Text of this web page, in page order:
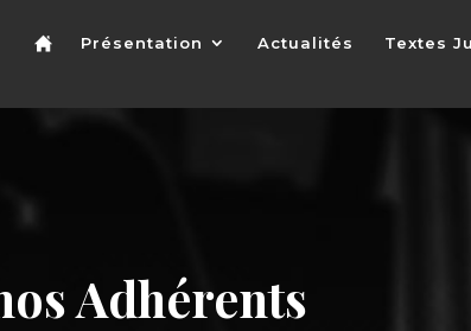
Présentation Actualités Textes
Adhérents